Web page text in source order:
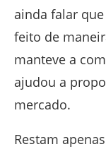
ainda falar
feito de
manteve a
ajudou a
mercado.
Restam